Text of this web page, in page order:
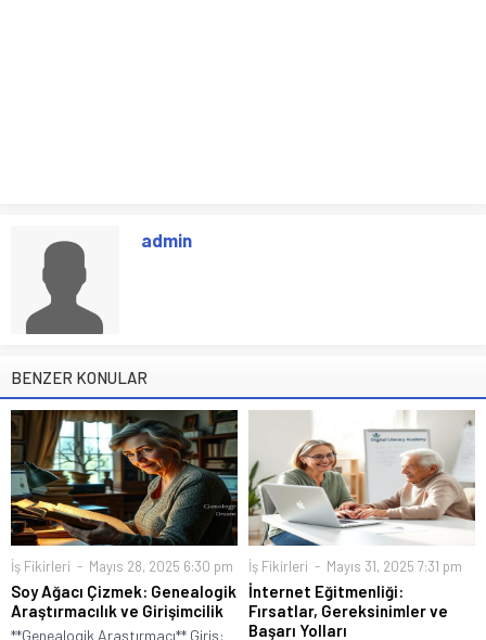
admin
BENZER KONULAR
İş Fikirleri Mayıs 28, 2025 6:30 pm
Soy Ağacı Çizmek: Genealogik
Araştırmacılık ve Girişimcilik
**Genealogik Araştırmacı** Giriş:
İş Fikirleri Mayıs 31, 2025 7:31 pm
İnternet Eğitmenliği:
Fırsatlar, Gereksinimler ve
Başarı Yolları